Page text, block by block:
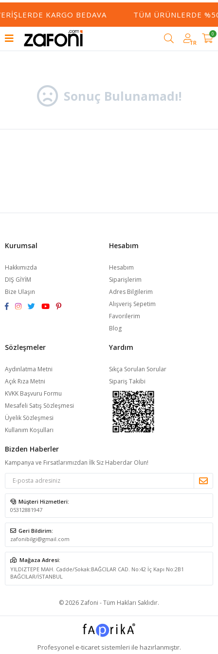
KARGO BEDAVA TÜM ÜRÜNLERDE
TR
0
Filtrele
Sonuç Bulunamadı!
Kurumsal
Hakkımızda
DIŞ GİYİM
Bize Ulaşın
Hesabım
Hesabım
Siparişlerim
Adres Bilgilerim
Alışveriş Sepetim
Favorilerim
Blog
Sözleşmeler
Aydınlatma Metni
Açık Rıza Metni
KVKK Başvuru Formu
Mesafeli Satış Sözleşmesi
Üyelik Sözleşmesi
Kullanım Koşulları
Yardım
Sıkça Sorulan Sorular
Sipariş Takibi
Bizden Haberler
Kampanya ve Fırsatlarımızdan İlk Siz Haberdar Olun!
Müşteri Hizmetleri:
05312881947
Geri Bildirim:
zafonibilgi@gmail.com
Mağaza Adresi:
YILDIZTEPE MAH. Cadde/Sokak:BAĞCILAR CAD. No:42 İç Kapı No:2B1
BAĞCILAR/İSTANBUL
© 2026 Zafoni - Tüm Hakları Saklıdır.
Profesyonel e-ticaretsistemleri ile hazırlanmıştır.